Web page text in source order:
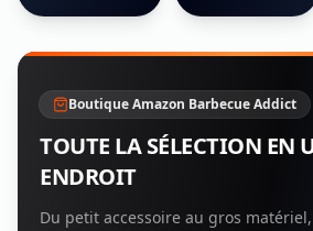
Boutique Amazon Barbecue Addict
TOUTE LA SÉLECTION EN
ENDROIT
Du petit accessoire au gros